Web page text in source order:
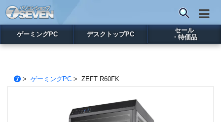
ゲーミングPC デスクトップPC
セール
・特価品
> ゲーミングPC> ZEFT R60FK